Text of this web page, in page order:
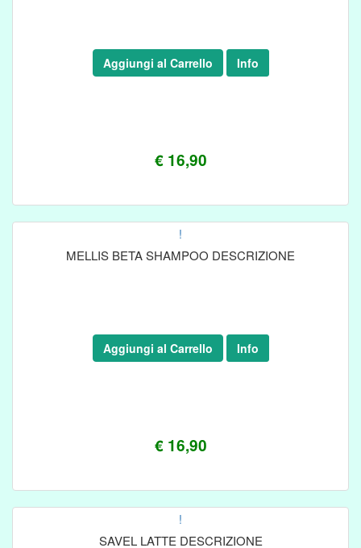
€ 16,90
Aggiungi al Carrello Info
!
MELLIS BETA SHAMPOO DESCRIZIONE
€ 16,90
Aggiungi al Carrello Info
!
SAVEL LATTE DESCRIZIONE